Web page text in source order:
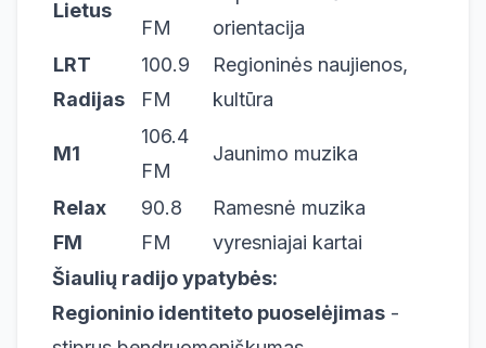
Lietus
FM
orientacija
LRT
Radijas
100.9
FM
Regioninės naujienos,
kultūra
M1
106.4
FM
Jaunimo muzika
Relax
FM
90.8
FM
Ramesnė muzika
vyresniajai kartai
Šiaulių radijo ypatybės:
Regioninio identiteto puoselėjimas -